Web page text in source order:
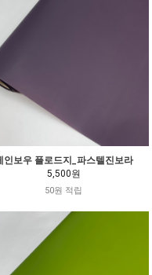
인보우 플로드지_파스텔진보라
5,500원
50원 적립